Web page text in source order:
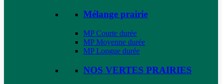
Mélange prairie
MP Courte durée
MP Moyenne durée
MP Longue durée
NOS VERTES PRAIRIES